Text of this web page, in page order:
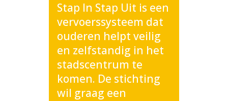
Stap In Stap Uit is een
vervoerssysteem dat
ouderen helpt veilig
en zelfstandig in het
stadscentrum te
komen. De stichting
wil graag een